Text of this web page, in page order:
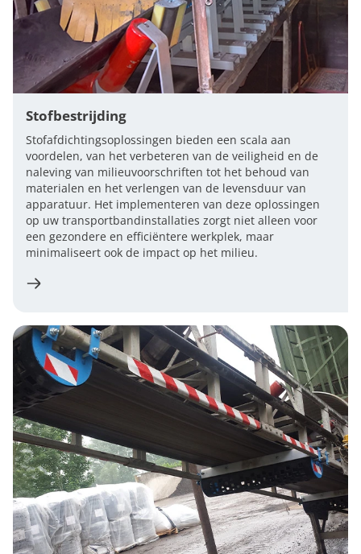
Stofbestrijding
Stofafdichtingsoplossingen bieden een scala aan
voordelen, van het verbeteren van de veiligheid en de
naleving van milieuvoorschriften tot het behoud van
materialen en het verlengen van de levensduur van
apparatuur. Het implementeren van deze oplossingen
op uw transportbandinstallaties zorgt niet alleen voor
een gezondere en efficiëntere werkplek, maar
minimaliseert ook de impact op het milieu.